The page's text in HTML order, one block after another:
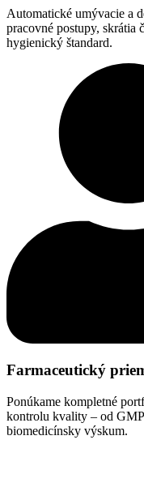
Automatické umývacie a
pracovné postupy, skrátia
hygienický štandard.
Farmaceutický
Ponúkame kompletné
kontrolu kvality – od
biomedicínsky výskum.